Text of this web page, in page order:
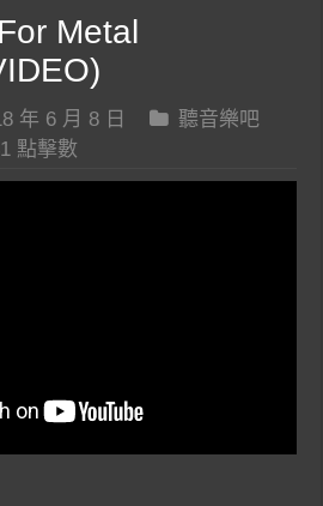
Metal
年 6 月 8 日
聽音樂吧
點擊數